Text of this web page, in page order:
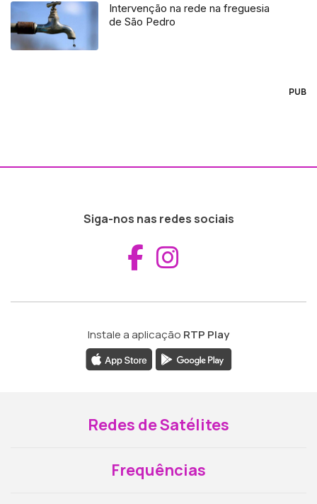
Intervenção na rede na freguesia
de São Pedro
PUB
Siga-nos nas redes sociais
Aceder ao
Instale a aplicação RTP Play
Redes de Satélites
Frequências